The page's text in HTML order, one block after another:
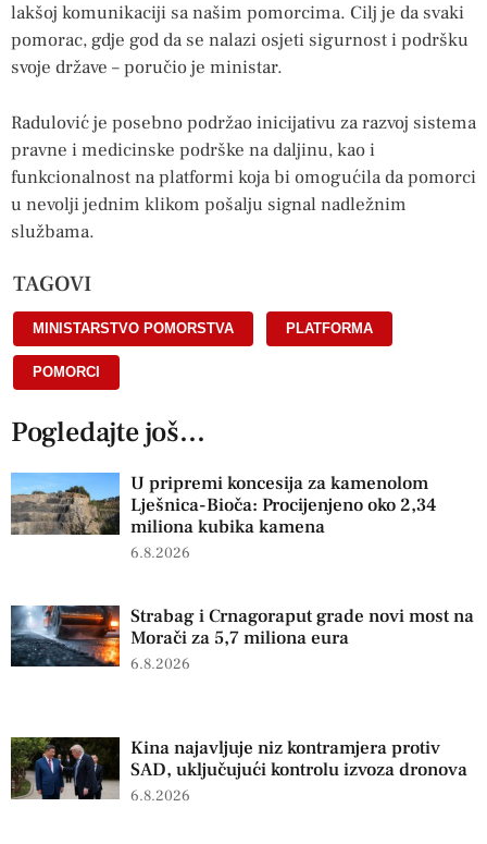
lakšoj komunikaciji sa našim pomorcima. Cilj je da svaki
pomorac, gdje god da se nalazi osjeti sigurnost i podršku
svoje države – poručio je ministar.
Radulović je posebno podržao inicijativu za razvoj sistema
pravne i medicinske podrške na daljinu, kao i
funkcionalnost na platformi koja bi omogućila da pomorci
u nevolji jednim klikom pošalju signal nadležnim
službama.
TAGOVI
MINISTARSTVO POMORSTVA PLATFORMA
POMORCI
Pogledajte još...
U pripremi koncesija za kamenolom
Lješnica-Bioča: Procijenjeno oko 2,34
miliona kubika kamena
6.8.2026
Strabag i Crnagoraput grade novi most na
Morači za 5,7 miliona eura
6.8.2026
Kina najavljuje niz kontramjera protiv
SAD, uključujući kontrolu izvoza dronova
6.8.2026